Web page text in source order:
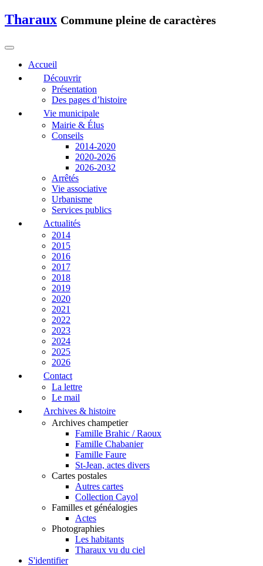
Tharaux Commune pleine de caractères
Accueil
Découvrir
Présentation
Des pages d’histoire
Vie municipale
Mairie & Élus
Conseils
2014-2020
2020-2026
2026-2032
Arrêtés
Vie associative
Urbanisme
Services publics
Actualités
2014
2015
2016
2017
2018
2019
2020
2021
2022
2023
2024
2025
2026
Contact
La lettre
Le mail
Archives & histoire
Archives champetier
Famille Brahic / Raoux
Famille Chabanier
Famille Faure
St-Jean, actes divers
Cartes postales
Autres cartes
Collection Cayol
Familles et généalogies
Actes
Photographies
Les habitants
Tharaux vu du ciel
S'identifier